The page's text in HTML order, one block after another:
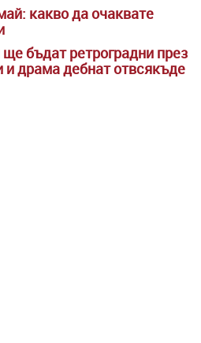
какво да очаквате
бъдат ретроградни през
драма дебнат отвсякъде